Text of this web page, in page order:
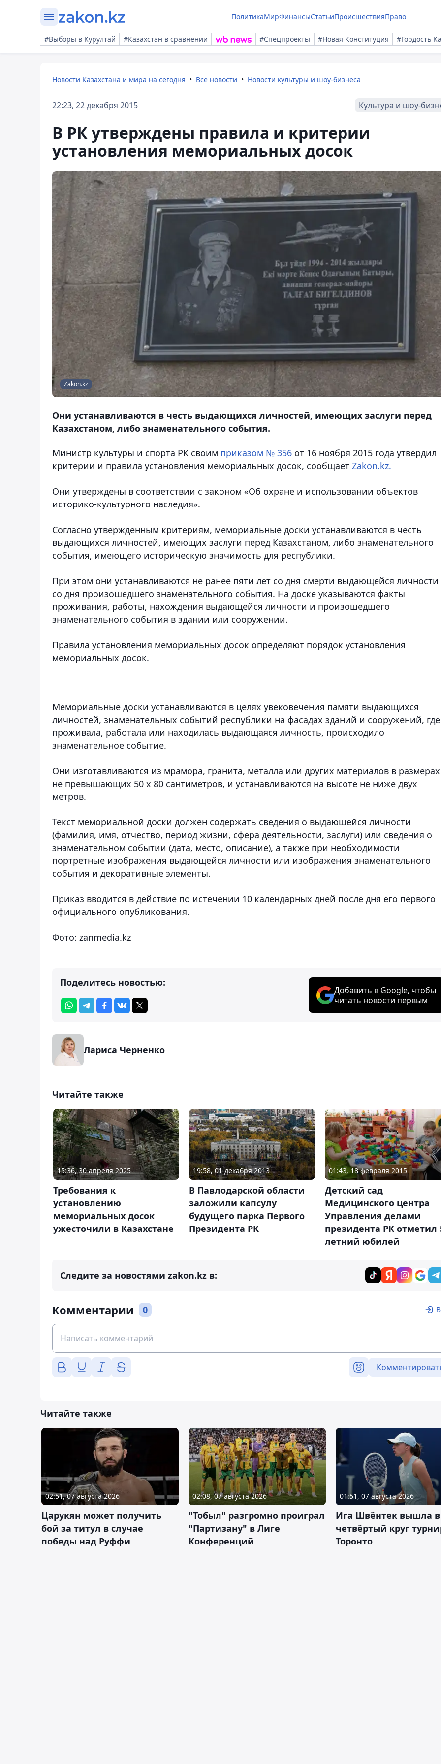
ПолитикаМирФинансыСтатьиПроисшествияПраво
#Выборы в Курултай #Казахстан в сравнении #Спецпроекты #Новая Конституция #Гордость
Новости Казахстана и мира на сегодня Все новости Новости культуры и шоу-бизнеса
22:23, 22 декабря 2015 Культура и шоу-
В РК утверждены правила и критерии
установления мемориальных досок
Zakon.kz
Они устанавливаются в честь выдающихся личностей, имеющих заслуги перед
Казахстаном, либо знаменательного события.
Министр культуры и спорта РК своим приказом № 356 от 16 ноября 2015 года утвердил
критерии и правила установления мемориальных досок, сообщает Zakon.kz.
Они утверждены в соответствии с законом «Об охране и использовании объектов
историко-культурного наследия».
Согласно утвержденным критериям, мемориальные доски устанавливаются в честь
выдающихся личностей, имеющих заслуги перед Казахстаном, либо знаменательного
события, имеющего историческую значимость для республики.
При этом они устанавливаются не ранее пяти лет со дня смерти выдающейся
со дня произошедшего знаменательного события. На доске указываются факты
проживания, работы, нахождения выдающейся личности и произошедшего
знаменательного события в здании или сооружении.
Правила установления мемориальных досок определяют порядок установления
мемориальных досок.
Мемориальные доски устанавливаются в целях увековечения памяти выдающихся
личностей, знаменательных событий республики на фасадах зданий и сооружений, где
проживала, работала или находилась выдающаяся личность, происходило
знаменательное событие.
Они изготавливаются из мрамора, гранита, металла или других материалов в
не превышающих 50 х 80 сантиметров, и устанавливаются на высоте не ниже двух
метров.
Текст мемориальной доски должен содержать сведения о выдающейся личности
(фамилия, имя, отчество, период жизни, сфера деятельности, заслуги) или сведения о
знаменательном событии (дата, место, описание), а также при необходимости
портретные изображения выдающейся личности или изображения знаменательного
события и декоративные элементы.
Приказ вводится в действие по истечении 10 календарных дней после дня его первого
официального опубликования.
Фото: zanmedia.kz
Поделитесь новостью:
Добавить в Google, чтобы
читать новости первым
Лариса Черненко
Читайте также
15:36, 30 апреля 2025
Требования к
установлению
мемориальных досок
ужесточили в Казахстане
19:58, 01 декабря 2013
В Павлодарской области
заложили капсулу
будущего парка Первого
Президента РК
01:43, 18 февраля 2015
Детский сад
Медицинского центра
Управления делами
президента РК отметил
летний юбилей
Следите за новостями zakon.kz в:
Комментарии 0
Читайте также
02:51, 07 августа 2026
Царукян может получить
бой за титул в случае
победы над Руффи
02:08, 07 августа 2026
"Тобыл" разгромно проиграл
"Партизану" в Лиге
Конференций
01:51, 07 августа 2026
Ига Швёнтек вышла в
четвёртый круг
Торонто